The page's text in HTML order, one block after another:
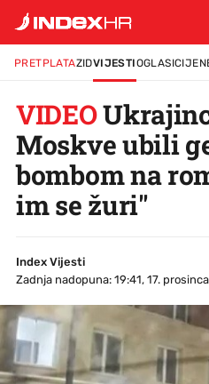
PRETPLATAZIDVIJESTIOGLASI
VIDEO
Moskve ubili
bombom na
im se žuri"
Index Vijesti
Zadnja nadopuna: 19:41, 17.